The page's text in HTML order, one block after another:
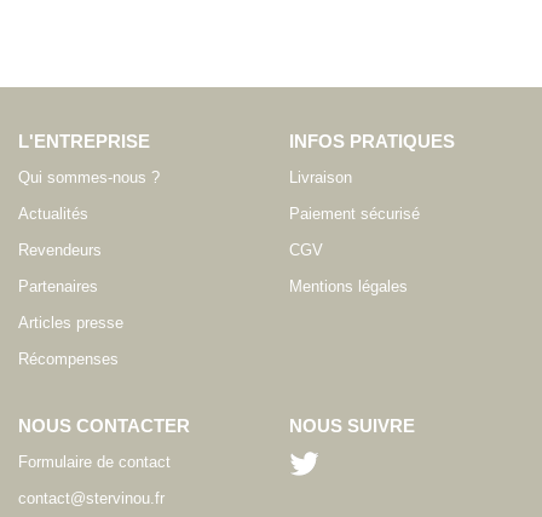
L'ENTREPRISE
Qui sommes-nous ?
Actualités
Revendeurs
Partenaires
Articles presse
Récompenses
INFOS PRATIQUES
Livraison
Paiement sécurisé
CGV
Mentions légales
NOUS CONTACTER
Formulaire de contact
contact@stervinou.fr
NOUS SUIVRE